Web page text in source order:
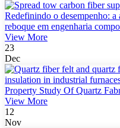
Redefinindo o desempenho: a
reboque em engenharia
View More
23
Dec
Property Study Of Quartz
View More
12
Nov